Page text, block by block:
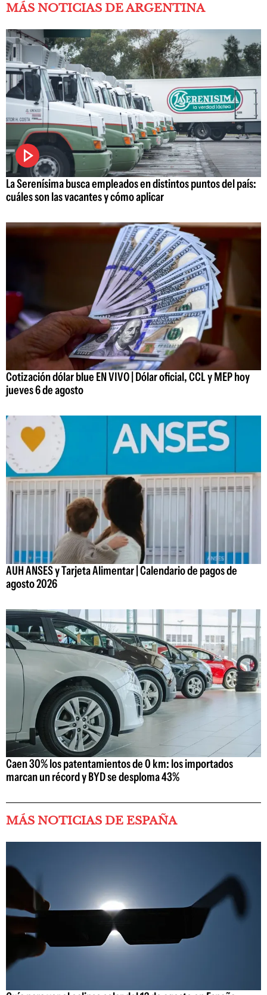
MÁS NOTICIAS DE ARGENTINA
La Serenísima busca empleados en distintos puntos del país:
cuáles son las vacantes y cómo aplicar
Cotización dólar blue EN VIVO | Dólar oficial, CCL y MEP hoy
jueves 6 de agosto
AUH ANSES y Tarjeta Alimentar | Calendario de pagos de
agosto 2026
Caen 30% los patentamientos de 0 km: los importados
marcan un récord y BYD se desploma 43%
MÁS NOTICIAS DE ESPAÑA